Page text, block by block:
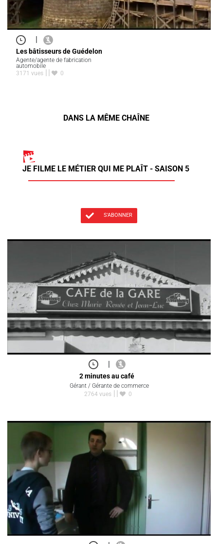
|
Les bâtisseurs de Guédelon
Agente/agente de fabrication
automobile
3171 vues
0
DANS LA MÊME CHAÎNE
JE FILME LE MÉTIER QUI ME PLAÎT - SAISON 5
S'ABONNER
|
2 minutes au café
Gérant / Gérante de commerce
2764 vues
0